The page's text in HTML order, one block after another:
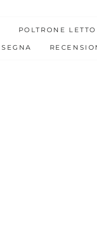
POLTRONE LETTO